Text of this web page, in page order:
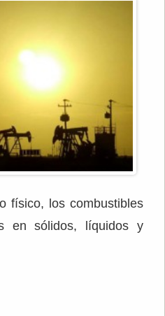
físico, los combustibles
en sólidos, líquidos y